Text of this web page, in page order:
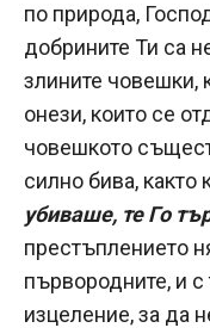
по природа,
добрините Ти са
злините човешки,
онези, които се
човешкото
силно бива, както
убиваше, те Го
престъплението
първородните, и
изцеление, за да